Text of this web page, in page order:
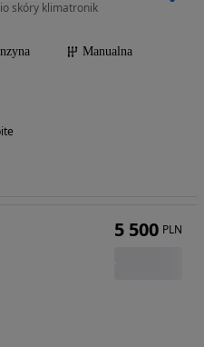
skóry klimatronik
Manualna
5 500 PLN